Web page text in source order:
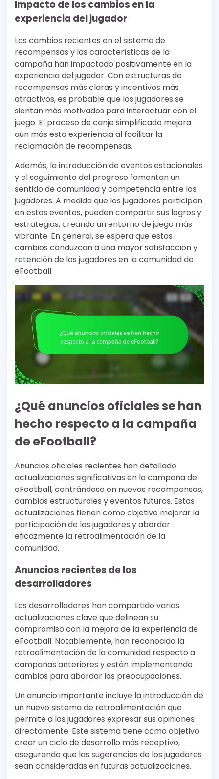
Impacto de los cambios en la
experiencia del jugador
Los cambios recientes en el sistema de
recompensas y las características de la
campaña han impactado positivamente en la
experiencia del jugador. Con estructuras de
recompensas más claras y incentivos más
atractivos, es probable que los jugadores se
sientan más motivados para interactuar con el
juego. El proceso de canje simplificado mejora
aún más esta experiencia al facilitar la
reclamación de recompensas.
Además, la introducción de eventos estacionales
y el seguimiento del progreso fomentan un
sentido de comunidad y competencia entre los
jugadores. A medida que los jugadores participan
en estos eventos, pueden compartir sus logros y
estrategias, creando un entorno de juego más
vibrante. En general, se espera que estos
cambios conduzcan a una mayor satisfacción y
retención de los jugadores en la comunidad de
eFootball.
¿Qué anuncios oficiales se han
hecho respecto a la campaña
de eFootball?
Anuncios oficiales recientes han detallado
actualizaciones significativas en la campaña de
eFootball, centrándose en nuevas recompensas,
cambios estructurales y eventos futuros. Estas
actualizaciones tienen como objetivo mejorar la
participación de los jugadores y abordar
eficazmente la retroalimentación de la
comunidad.
Anuncios recientes de los
desarrolladores
Los desarrolladores han compartido varias
actualizaciones clave que delinean su
compromiso con la mejora de la experiencia de
eFootball. Notablemente, han reconocido la
retroalimentación de la comunidad respecto a
campañas anteriores y están implementando
cambios para abordar las preocupaciones.
Un anuncio importante incluye la introducción de
un nuevo sistema de retroalimentación que
permite a los jugadores expresar sus opiniones
directamente. Este sistema tiene como objetivo
crear un ciclo de desarrollo más receptivo,
asegurando que las sugerencias de los jugadores
sean consideradas en futuras actualizaciones.